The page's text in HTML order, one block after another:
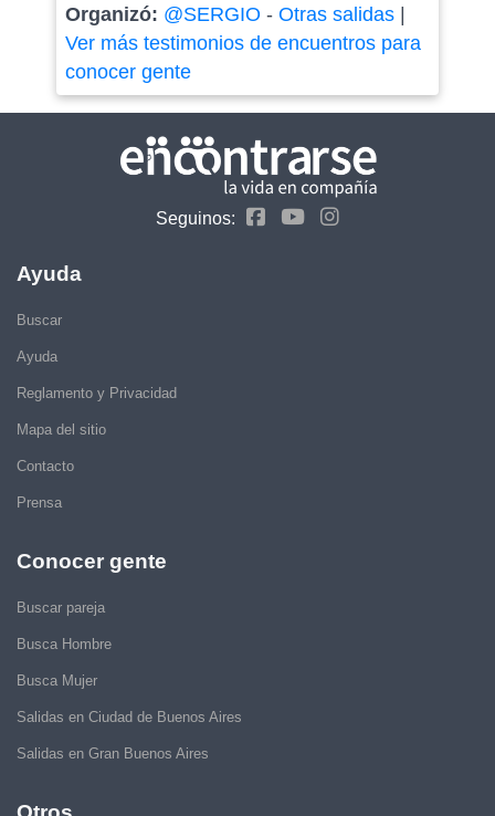
Organizó: @SERGIO - Otras salidas|
Ver más testimonios de encuentros para
conocer gente
Seguinos:
Ayuda
Buscar
Ayuda
Reglamento y Privacidad
Mapa del sitio
Contacto
Prensa
Conocer gente
Buscar pareja
Busca Hombre
Busca Mujer
Salidas en Ciudad de Buenos Aires
Salidas en Gran Buenos Aires